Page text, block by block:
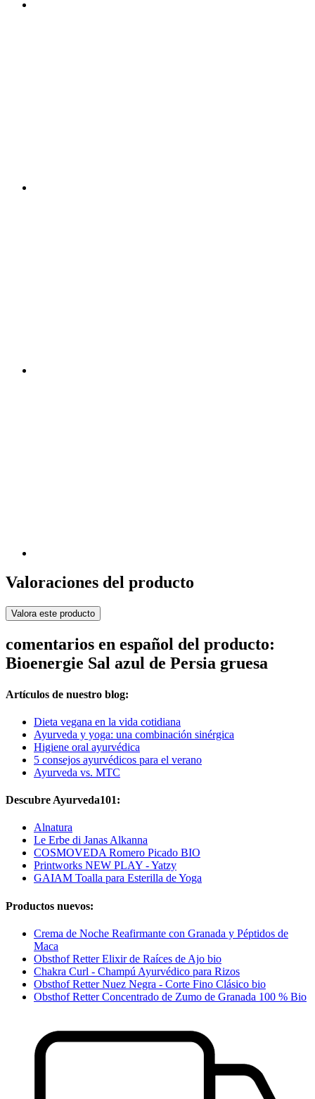
Valoraciones del producto
Valora este producto
comentarios en español del producto:
Bioenergie Sal azul de Persia gruesa
Artículos de nuestro blog:
Dieta vegana en la vida cotidiana
Ayurveda y yoga: una combinación sinérgica
Higiene oral ayurvédica
5 consejos ayurvédicos para el verano
Ayurveda vs. MTC
Descubre Ayurveda101:
Alnatura
Le Erbe di Janas Alkanna
COSMOVEDA Romero Picado BIO
Printworks NEW PLAY - Yatzy
GAIAM Toalla para Esterilla de Yoga
Productos nuevos:
Crema de Noche Reafirmante con Granada y Péptidos de
Maca
Obsthof Retter Elixir de Raíces de Ajo bio
Chakra Curl - Champú Ayurvédico para Rizos
Obsthof Retter Nuez Negra - Corte Fino Clásico bio
Obsthof Retter Concentrado de Zumo de Granada 100 % Bio